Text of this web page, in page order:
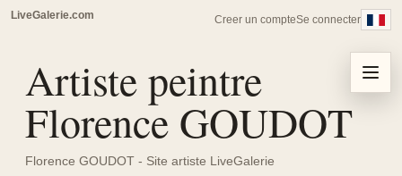
LiveGalerie.com Creer un compteSe connecter
Artiste peintre
Florence GOUDOT
Florence GOUDOT - Site artiste LiveGalerie
Menu